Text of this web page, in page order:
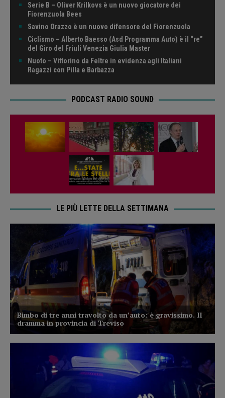
Serie B – Oliver Krilkovs è un nuovo giocatore dei
Fiorenzuola Bees
Savino Orazzo è un nuovo difensore del Fiorenzuola
Ciclismo – Alberto Baesso (Asd Programma Auto) è il “re”
del Giro del Friuli Venezia Giulia Master
Nuoto – Vittorino da Feltre in evidenza agli Italiani
Ragazzi con Pilla e Barbazza
PODCAST RADIO SOUND
LE PIÙ LETTE DELLA SETTIMANA